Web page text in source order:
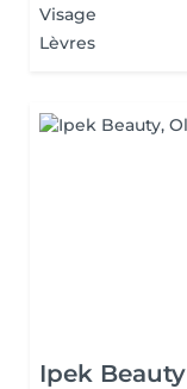
Visage
Lèvres
Ipek Beauty